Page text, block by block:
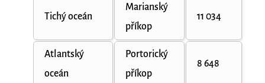
Tichý oceán
Marianský
příkop
11 034
Atlantský
oceán
Portorický
příkop
8 648